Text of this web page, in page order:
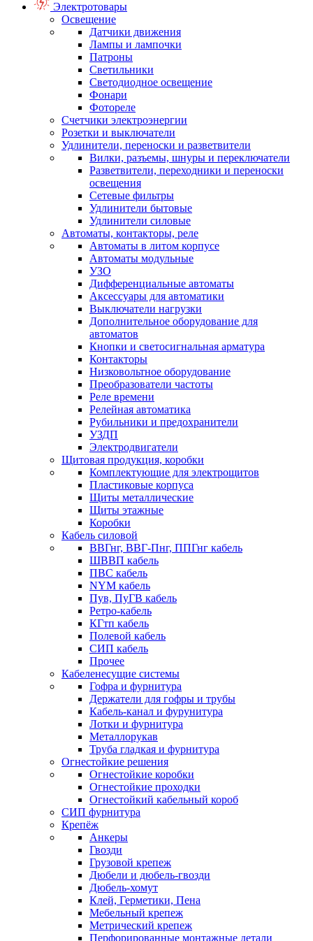
Электротовары
Освещение
Датчики движения
Лампы и лампочки
Патроны
Светильники
Светодиодное освещение
Фонари
Фотореле
Счетчики электроэнергии
Розетки и выключатели
Удлинители, переноски и разветвители
Вилки, разъемы, шнуры и переключатели
Разветвители, переходники и переноски
освещения
Сетевые фильтры
Удлинители бытовые
Удлинители силовые
Автоматы, контакторы, реле
Автоматы в литом корпусе
Автоматы модульные
УЗО
Дифференциальные автоматы
Аксессуары для автоматики
Выключатели нагрузки
Дополнительное оборудование для
автоматов
Кнопки и светосигнальная арматура
Контакторы
Низковольтное оборудование
Преобразователи частоты
Реле времени
Релейная автоматика
Рубильники и предохранители
УЗДП
Электродвигатели
Щитовая продукция, коробки
Комплектующие для электрощитов
Пластиковые корпуса
Щиты металлические
Щиты этажные
Коробки
Кабель силовой
ВВГнг, ВВГ-Пнг, ППГнг кабель
ШВВП кабель
ПВС кабель
NYM кабель
Пув, ПуГВ кабель
Ретро-кабель
КГтп кабель
Полевой кабель
СИП кабель
Прочее
Кабеленесущие системы
Гофра и фурнитура
Держатели для гофры и трубы
Кабель-канал и фурунитура
Лотки и фурнитура
Металлорукав
Труба гладкая и фурнитура
Огнестойкие решения
Огнестойкие коробки
Огнестойкие проходки
Огнестойкий кабельный короб
СИП фурнитура
Крепёж
Анкеры
Гвозди
Грузовой крепеж
Дюбели и дюбель-гвозди
Дюбель-хомут
Клей, Герметики, Пена
Мебельный крепеж
Метрический крепеж
Перфорированные монтажные детали